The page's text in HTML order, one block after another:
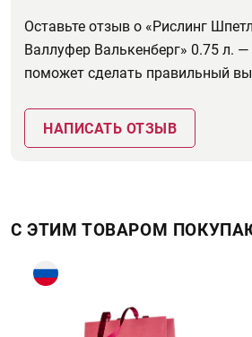
Оставьте отзыв о «Рислинг
Валлуфер Валькенберг» 0.75 л.
поможет сделать правильный
НАПИСАТЬ ОТЗЫВ
С ЭТИМ ТОВАРОМ